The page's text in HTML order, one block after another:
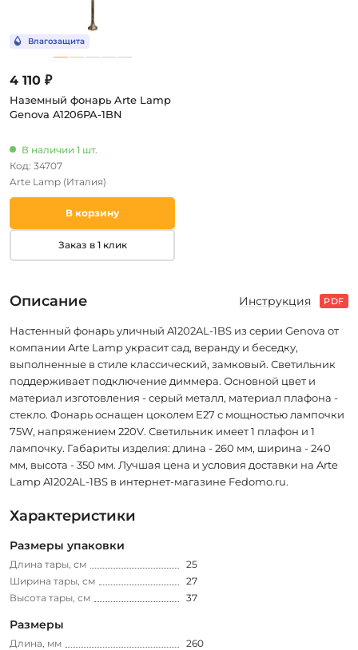
4 110 ₽
Наземный фонарь Arte Lamp
Genova A1206PA-1BN
В наличии 1 шт.
Код: 34707
Arte Lamp (Италия)
В корзину
Заказ в 1 клик
Описание Инструкция PDF
Настенный фонарь уличный A1202AL-1BS из серии Genova от
компании Arte Lamp украсит сад, веранду и беседку,
выполненные в стиле классический, замковый. Светильник
поддерживает подключение диммера. Основной цвет и
материал изготовления - серый металл, материал плафона -
стекло. Фонарь оснащен цоколем E27 с мощностью лампочки
75W, напряжением 220V. Светильник имеет 1 плафон и 1
лампочку. Габариты изделия: длина - 260 мм, ширина - 240
мм, высота - 350 мм. Лучшая цена и условия доставки на Arte
Lamp A1202AL-1BS в интернет-магазине Fedomo.ru.
Характеристики
Размеры упаковки
Длина тары, см
25
Ширина тары, см
27
Высота тары, см
37
Размеры
Длина, мм 260